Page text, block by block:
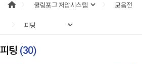
피팅 (30)